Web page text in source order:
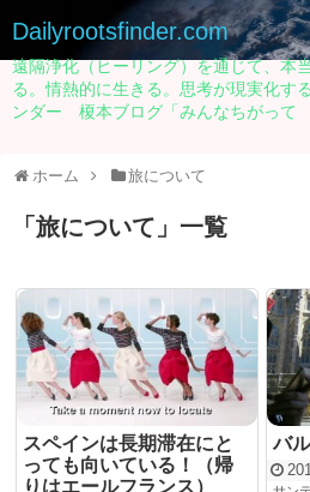
Dailyrootsfinder.com
遠隔浄化（ヒーリング）を通じて、本
る。情熱的に生きる。思考が現実化す
ンダー 榎本ブログ「みんなちがって
ホーム 旅について
「 旅について 」 一覧
スペインは長期滞在にと
っても向いている！（帰
りはエールフランス）
バ